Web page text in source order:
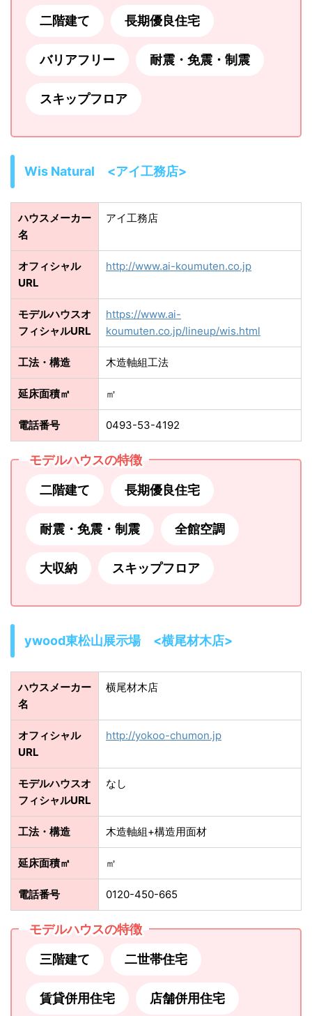
二階建て 長期優良住宅
バリアフリー 耐震・免震・制震
スキップフロア
Wis Natural <アイ工務店>
ハウスメーカー
名
アイ工務店
オフィシャル
URL
http://www.ai-koumuten.co.jp
モデルハウスオ
フィシャルURL
https://www.ai-
koumuten.co.jp/lineup/wis.html
工法・構造 木造軸組工法
延床面積㎡ ㎡
電話番号 0493-53-4192
モデルハウスの特徴
二階建て 長期優良住宅
耐震・免震・制震 全館空調
大収納 スキップフロア
ywood東松山展示場 <横尾材木店>
ハウスメーカー
名
横尾材木店
オフィシャル
URL
http://yokoo-chumon.jp
モデルハウスオ
フィシャルURL
なし
工法・構造 木造軸組+構造用面材
延床面積㎡ ㎡
電話番号 0120-450-665
モデルハウスの特徴
三階建て 二世帯住宅
賃貸併用住宅 店舗併用住宅